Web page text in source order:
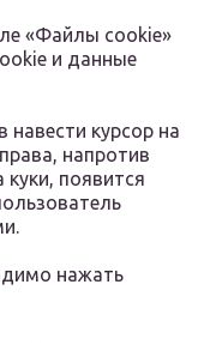
«Файлы cookie»
и данные
навести курсор на
напротив
появится
нажать